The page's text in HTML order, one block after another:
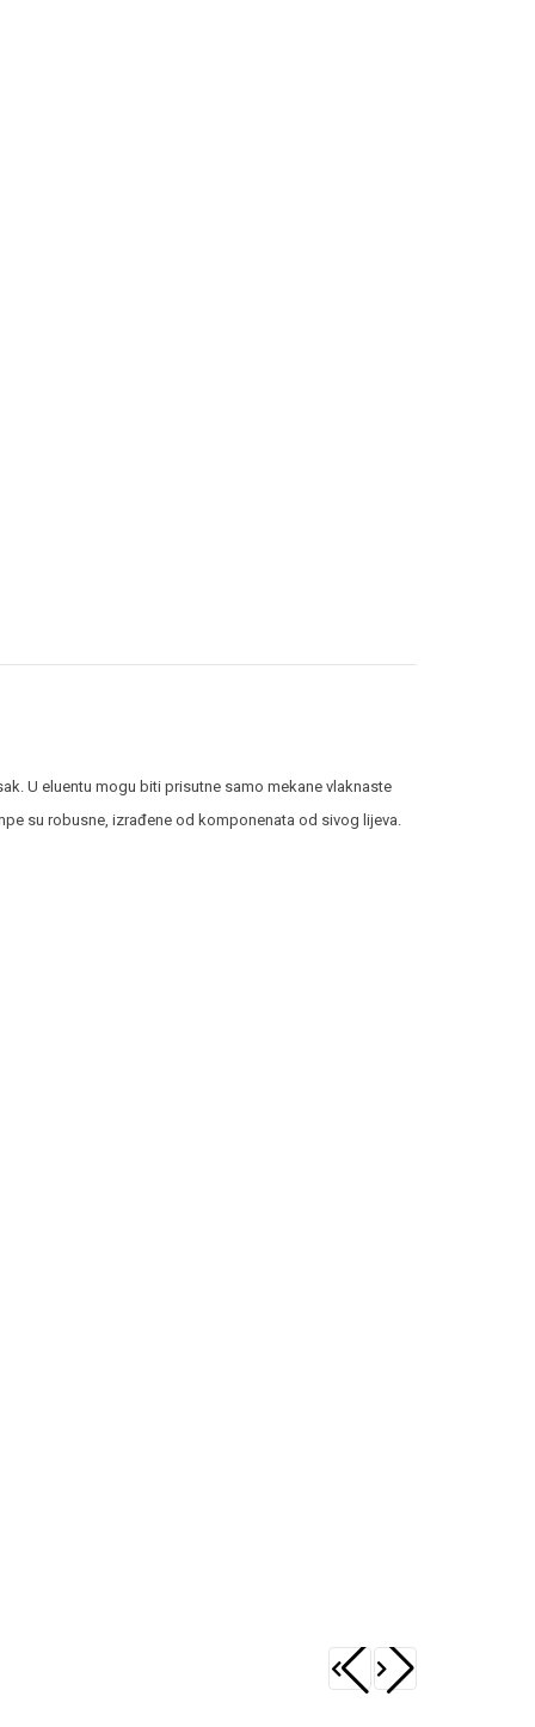
U eluentu mogu biti prisutne samo mekane vlaknaste
su robusne, izrađene od komponenata od sivog lijeva.